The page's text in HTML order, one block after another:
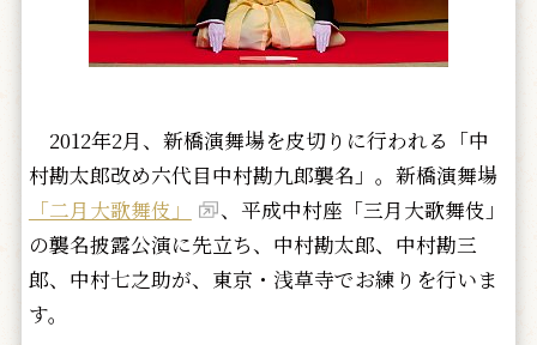
2012年2月、新橋演舞場を皮切りに行われる「中
村勘太郎改め六代目中村勘九郎襲名」。新橋演舞場
「二月大歌舞伎」
、平成中村座「三月大歌舞伎」
の襲名披露公演に先立ち、中村勘太郎、中村勘三
郎、中村七之助が、東京・浅草寺でお練りを行いま
す。